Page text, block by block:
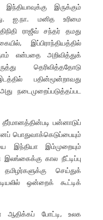
இருக்கும்
ஐ.நா. மனித உரிமை
ராஜீவ் சந்தர் தமது
இப்பிராந்தியத்தில்
என்பதை அறிவித்துக்
தெரிவித்ததோடு
பதின்மூன்றாவது
நடைமுறைப்படுத்தப்பட
பன்னாடுப்
பொதுவாக்கெடுப்பையும்
இந்தியா இம்முறையும்
இலங்கைக்கு கால நீட்டிப்பு
செய்துக்
ஒன்றைக் கூட்டிக்
ஆதிக்கப் போட்டி, உலக